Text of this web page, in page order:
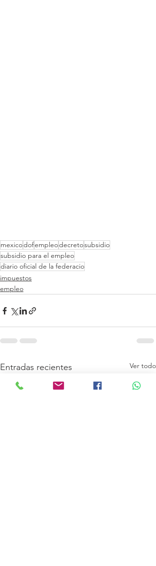
mexicodofempleodecretosubsidio
subsidio para el empleo
diario oficial de la federacio
impuestos
empleo
Entradas recientes Ver todo